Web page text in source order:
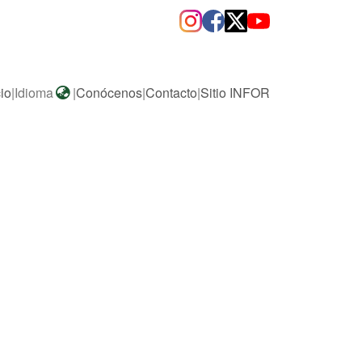
|Idioma |Conócenos|Contacto|Sitio INFOR